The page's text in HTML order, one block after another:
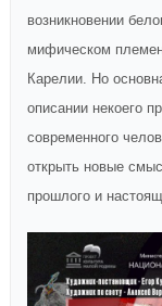
возникновении
мифическом
Карелии. Но
описании некоего
современного
открыть новые
прошлого и